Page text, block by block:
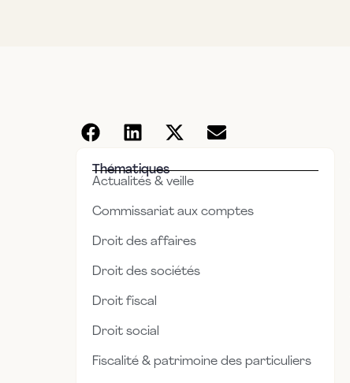
Thématiques
Actualités & veille
Commissariat aux comptes
Droit des affaires
Droit des sociétés
Droit fiscal
Droit social
Fiscalité & patrimoine des particuliers